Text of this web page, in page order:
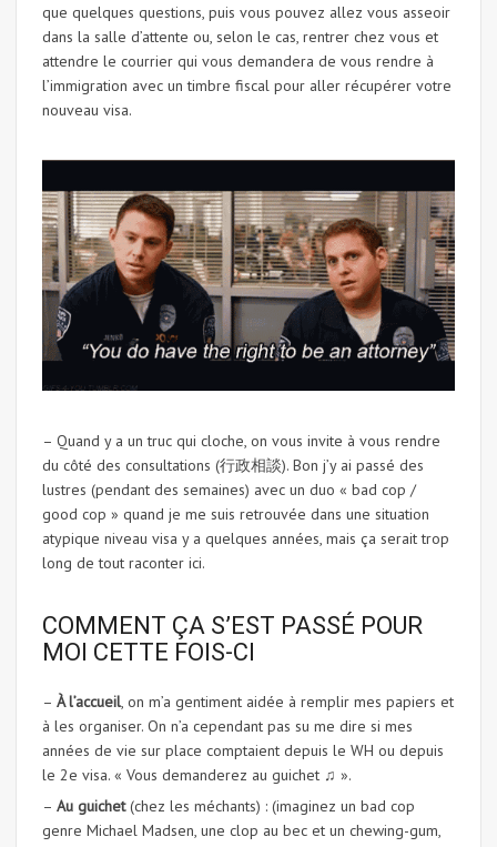
que quelques questions, puis vous pouvez allez vous asseoir
dans la salle d’attente ou, selon le cas, rentrer chez vous et
attendre le courrier qui vous demandera de vous rendre à
l’immigration avec un timbre fiscal pour aller récupérer votre
nouveau visa.
– Quand y a un truc qui cloche, on vous invite à vous rendre
du côté des consultations (行政相談). Bon j’y ai passé des
lustres (pendant des semaines) avec un duo « bad cop /
good cop » quand je me suis retrouvée dans une situation
atypique niveau visa y a quelques années, mais ça serait trop
long de tout raconter ici.
COMMENT ÇA S’EST PASSÉ POUR
MOI CETTE FOIS-CI
– À l’accueil, on m’a gentiment aidée à remplir mes papiers et
à les organiser. On n’a cependant pas su me dire si mes
années de vie sur place comptaient depuis le WH ou depuis
le 2e visa. « Vous demanderez au guichet ♫ ».
– Au guichet(chez les méchants) : (imaginez un bad cop
genre Michael Madsen, une clop au bec et un chewing-gum,